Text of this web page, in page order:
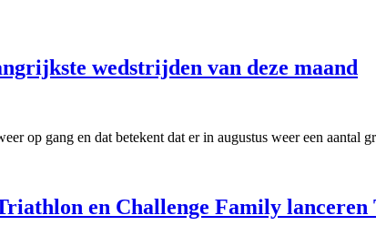
wedstrijden van deze maand
op gang en dat betekent dat er in augustus weer een aantal
en Challenge Family